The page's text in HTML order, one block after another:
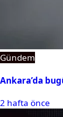
Gündem
Ankara’da
2 hafta önce